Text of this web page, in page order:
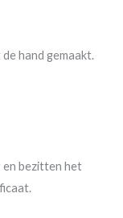
hand gemaakt.
en bezitten het